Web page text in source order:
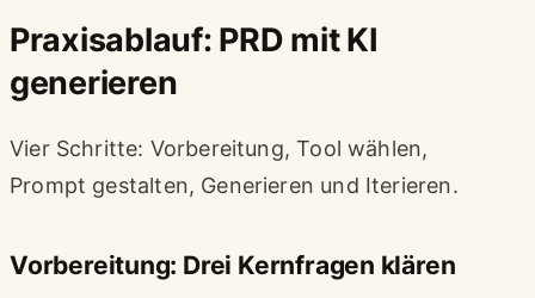
Praxisablauf: PRD mit KI
generieren
Vier Schritte: Vorbereitung, Tool wählen,
Prompt gestalten, Generieren und Iterieren.
Vorbereitung: Drei Kernfragen klären